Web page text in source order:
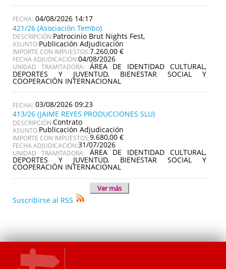
04/08/2026 14:17
421/26 (Asociación Tembo)
DESCRIPCIÓN:Patrocinio Brut Nights Fest,
ASUNTO:Publicación Adjudicación
IMPORTE CON IMPUESTOS:7.260,00 €
FECHA ADJUDICACIÓN:04/08/2026
UNIDAD TRAMITADORA: ÁREA DE IDENTIDAD CULTURAL,
DEPORTES Y JUVENTUD, BIENESTAR SOCIAL Y
COOPERACIÓN INTERNACIONAL
03/08/2026 09:23
413/26 (JAIME REYES PRODUCCIONES SLU)
DESCRIPCIÓN:Contrato
ASUNTO:Publicación Adjudicación
IMPORTE CON IMPUESTOS:9.680,00 €
FECHA ADJUDICACIÓN:31/07/2026
UNIDAD TRAMITADORA: ÁREA DE IDENTIDAD CULTURAL,
DEPORTES Y JUVENTUD, BIENESTAR SOCIAL Y
COOPERACIÓN INTERNACIONAL
Ver más
Suscribirse al RSS